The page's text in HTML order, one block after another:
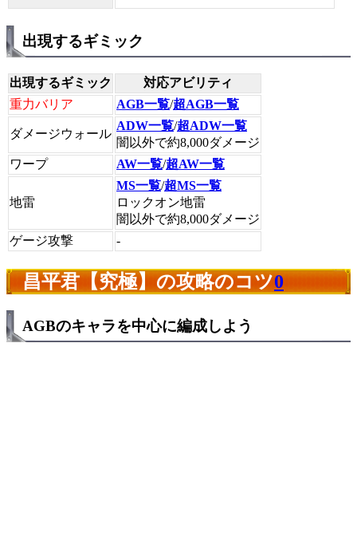
出現するギミック
出現するギミック
対応アビリティ
重力バリア
AGB一覧/超AGB一覧
ダメージウォール
ADW一覧/超ADW一覧
闇以外で約8,000ダメージ
ワープ
AW一覧/超AW一覧
地雷
MS一覧/超MS一覧
ロックオン地雷
闇以外で約8,000ダメージ
ゲージ攻撃
-
昌平君【究極】の攻略のコツ0
AGBのキャラを中心に編成しよう